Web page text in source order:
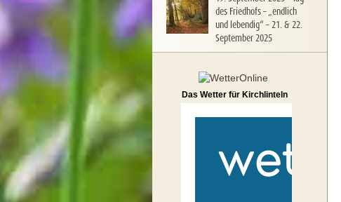
des Friedhofs – „endlich
und lebendig“ – 21. & 22.
September 2025
Das Wetter für Kirchlinteln